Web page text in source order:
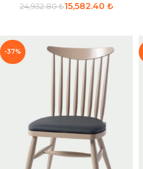
24,932.80₺15,582.40 ₺
-37%